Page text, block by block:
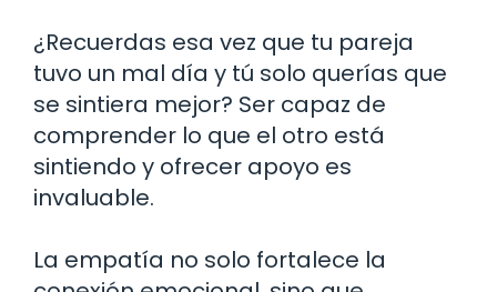
¿Recuerdas esa vez que tu pareja
tuvo un mal día y tú solo querías que
se sintiera mejor? Ser capaz de
comprender lo que el otro está
sintiendo y ofrecer apoyo es
invaluable.
La empatía no solo fortalece la